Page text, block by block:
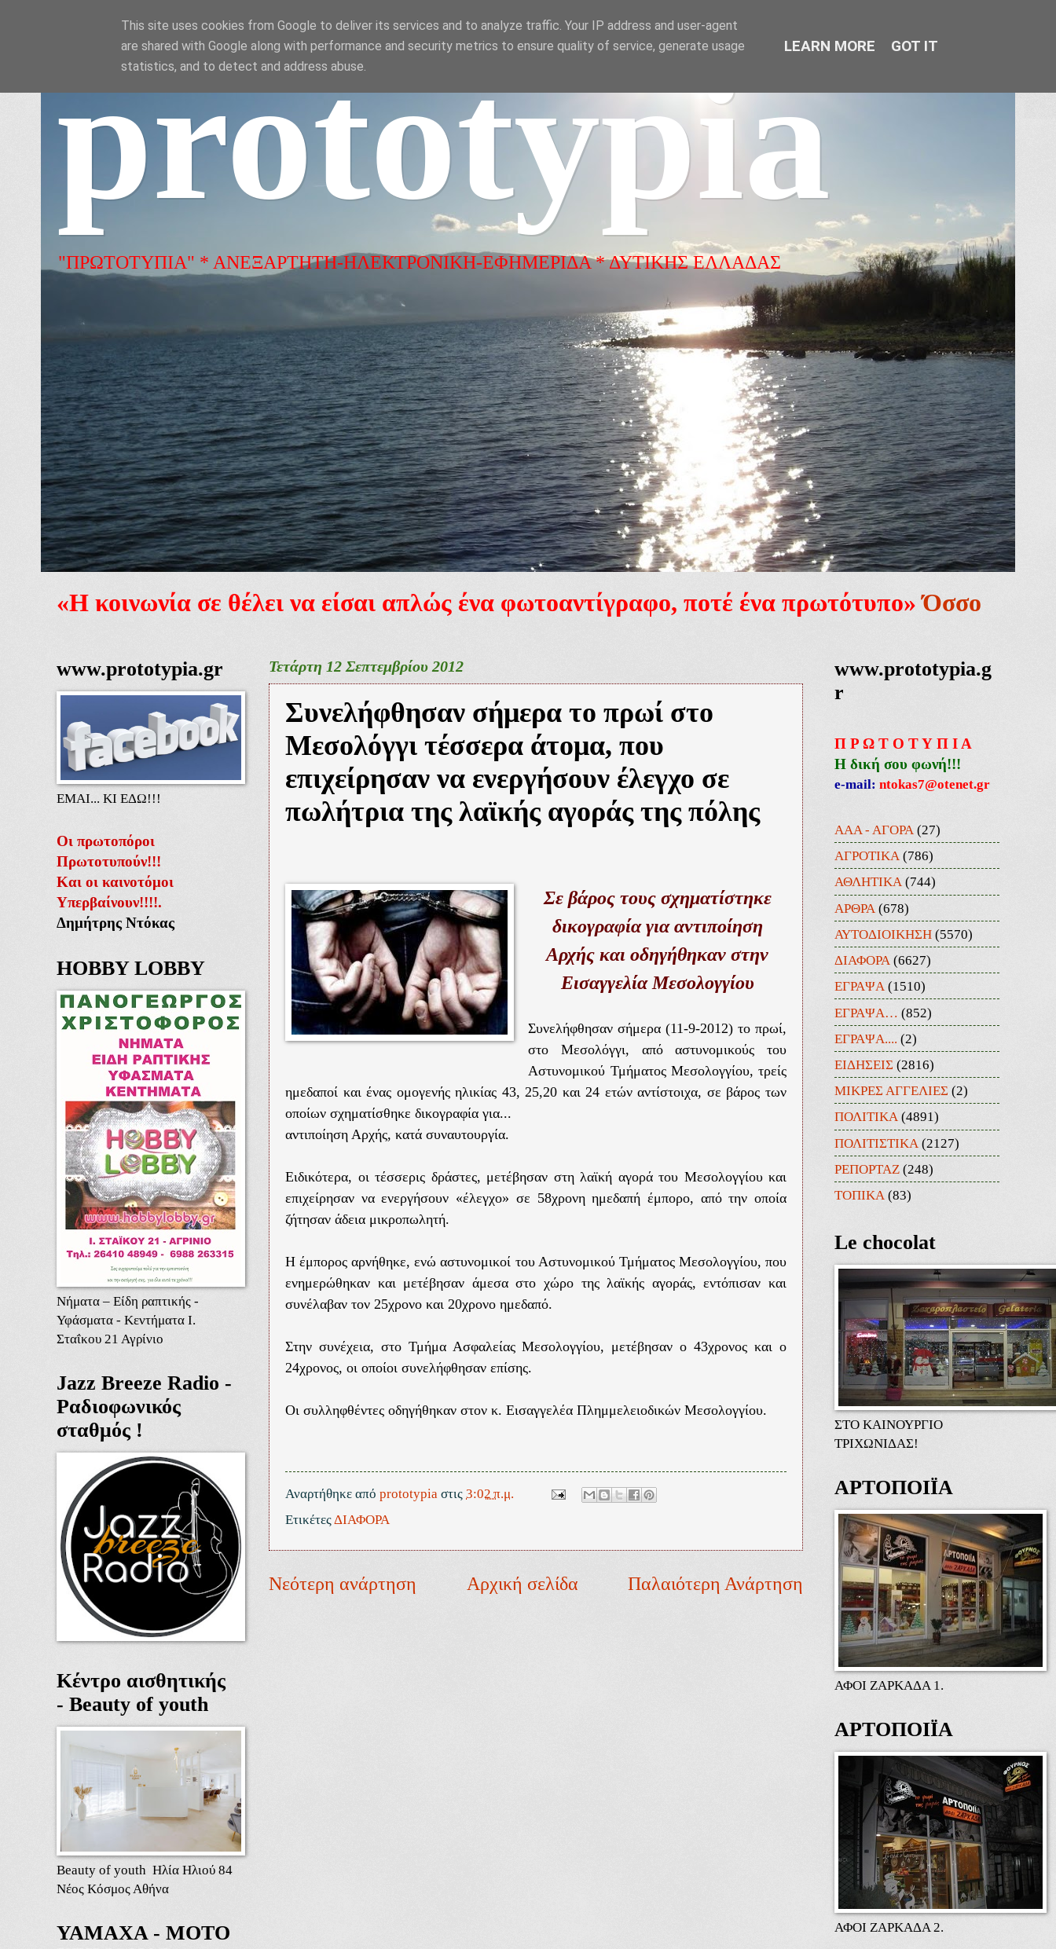
prototypia
"ΠΡΩΤΟΤΥΠΙΑ" * ΑΝΕΞΑΡΤΗΤΗ-ΗΛΕΚΤΡΟΝΙΚΗ-ΕΦΗΜΕΡΙΔΑ * ΔΥΤΙΚΗΣ ΕΛΛΑΔΑΣ
«Η κοινωνία σε θέλει να είσαι απλώς ένα φωτοαντίγραφο, ποτέ ένα πρωτότυπο» Όσσο
Τετάρτη 12 Σεπτεμβρίου 2012
Συνελήφθησαν σήμερα το πρωί στο
Μεσολόγγι τέσσερα άτομα, που
επιχείρησαν να ενεργήσουν έλεγχο σε
πωλήτρια της λαϊκής αγοράς της πόλης
Σε βάρος τους σχηματίστηκε
δικογραφία για αντιποίηση
Αρχής και οδηγήθηκαν στην
Εισαγγελία Μεσολογγίου
Συνελήφθησαν σήμερα (11-9-2012) το πρωί,
στο Μεσολόγγι, από αστυνομικούς του
Αστυνομικού Τμήματος Μεσολογγίου, τρείς
ημεδαποί και ένας ομογενής ηλικίας 43, 25,20 και 24 ετών αντίστοιχα, σε βάρος των
οποίων σχηματίσθηκε δικογραφία για...
αντιποίηση Αρχής, κατά συναυτουργία.
Ειδικότερα, οι τέσσερις δράστες, μετέβησαν στη λαϊκή αγορά του Μεσολογγίου και
επιχείρησαν να ενεργήσουν «έλεγχο» σε 58χρονη ημεδαπή έμπορο, από την οποία
ζήτησαν άδεια μικροπωλητή.
Η έμπορος αρνήθηκε, ενώ αστυνομικοί του Αστυνομικού Τμήματος Μεσολογγίου, που
ενημερώθηκαν και μετέβησαν άμεσα στο χώρο της λαϊκής αγοράς, εντόπισαν και
συνέλαβαν τον 25χρονο και 20χρονο ημεδαπό.
Στην συνέχεια, στο Τμήμα Ασφαλείας Μεσολογγίου, μετέβησαν ο 43χρονος και ο
24χρονος, οι οποίοι συνελήφθησαν επίσης.
Οι συλληφθέντες οδηγήθηκαν στον κ. Εισαγγελέα Πλημμελειοδικών Μεσολογγίου.
Αναρτήθηκε από prototypia στις 3:02 π.μ.
ΕτικέτεςΔΙΑΦΟΡΑ
Νεότερη ανάρτηση Παλαιότερη Ανάρτηση
Αρχική σελίδα
www.prototypia.gr
ΕΜΑΙ... ΚΙ ΕΔΩ!!!
Οι πρωτοπόροι
Πρωτοτυπούν!!!
Και οι καινοτόμοι
Υπερβαίνουν!!!!.
Δημήτρης Ντόκας
HOBBY LOBBY
Νήματα – Είδη ραπτικής -
Υφάσματα - Κεντήματα Ι.
Σταΐκου 21 Αγρίνιο
Jazz Breeze Radio -
Ραδιοφωνικός
σταθμός !
Κέντρο αισθητικής
- Beauty of youth
Beauty of youth Ηλία Ηλιού 84
Νέος Κόσμος Αθήνα
ΥΑΜΑΧΑ - ΜΟΤΟ
www.prototypia.g
r
Π Ρ Ω Τ Ο Τ Υ Π Ι Α
Η δική σου φωνή!!!
e-mail: ntokas7@otenet.gr
ΑΑΑ - ΑΓΟΡΑ (27)
ΑΓΡΟΤΙΚΑ (786)
ΑΘΛΗΤΙΚΑ (744)
ΑΡΘΡΑ (678)
ΑΥΤΟΔΙΟΙΚΗΣΗ (5570)
ΔΙΑΦΟΡΑ (6627)
ΕΓΡΑΨΑ (1510)
ΕΓΡΑΨΑ… (852)
ΕΓΡΑΨΑ.... (2)
ΕΙΔΗΣΕΙΣ (2816)
ΜΙΚΡΕΣ ΑΓΓΕΛΙΕΣ (2)
ΠΟΛΙΤΙΚΑ (4891)
ΠΟΛΙΤΙΣΤΙΚΑ (2127)
ΡΕΠΟΡΤΑΖ (248)
ΤΟΠΙΚΑ (83)
Le chocolat
ΣΤΟ ΚΑΙΝΟΥΡΓΙΟ
ΤΡΙΧΩΝΙΔΑΣ!
ΑΡΤΟΠΟΙΪΑ
ΑΦΟΙ ΖΑΡΚΑΔΑ 1.
ΑΡΤΟΠΟΙΪΑ
ΑΦΟΙ ΖΑΡΚΑΔΑ 2.
This site uses cookies from Google to deliver its services and to analyze traffic. Your IP address and user-agent
are shared with Google along with performance and security metrics to ensure quality of service, generate usage
statistics, and to detect and address abuse.
LEARN MORE GOT IT